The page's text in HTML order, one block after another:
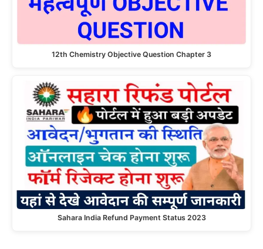
12th Chemistry Objective Question Chapter 3
Sahara India Refund Payment Status 2023